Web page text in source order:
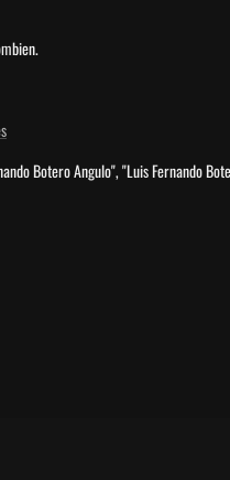
Botero Angulo", "Luis Fernando